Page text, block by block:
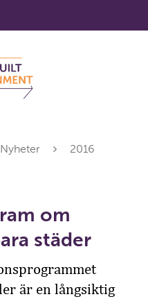
Nyheter 2016
om
städer
är en långsiktig